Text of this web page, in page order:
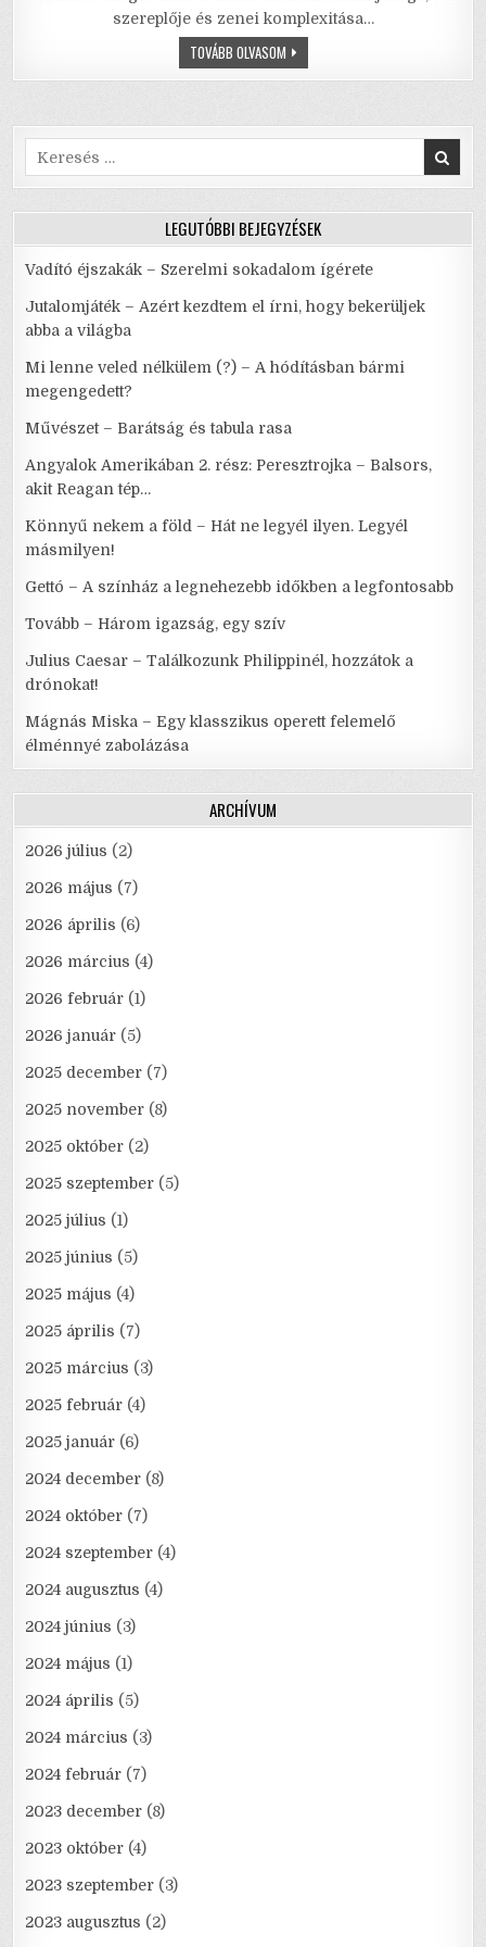
b
k
r
A
szereplője és zenei komplexitása…
TOVÁBB OLVASOMHEGEDŰS
A
HÁZTETŐN
MEGÚJULÁS,
PUSZTULÁS
Search
for:
LEGUTÓBBI BEJEGYZÉSEK
Vadító éjszakák – Szerelmi sokadalom ígérete
Jutalomjáték – Azért kezdtem el írni, hogy bekerüljek
abba a világba
Mi lenne veled nélkülem (?) – A hódításban bármi
megengedett?
Művészet – Barátság és tabula rasa
Angyalok Amerikában 2. rész: Peresztrojka – Balsors,
akit Reagan tép…
Könnyű nekem a föld – Hát ne legyél ilyen. Legyél
másmilyen!
Gettó – A színház a legnehezebb időkben a legfontosabb
Tovább – Három igazság, egy szív
Julius Caesar – Találkozunk Philippinél, hozzátok a
drónokat!
Mágnás Miska – Egy klasszikus operett felemelő
élménnyé zabolázása
ARCHÍVUM
2026 július (2)
2026 május (7)
2026 április (6)
2026 március (4)
2026 február (1)
2026 január (5)
2025 december (7)
2025 november (8)
2025 október (2)
2025 szeptember (5)
2025 július (1)
2025 június (5)
2025 május (4)
2025 április (7)
2025 március (3)
2025 február (4)
2025 január (6)
2024 december (8)
2024 október (7)
2024 szeptember (4)
2024 augusztus (4)
2024 június (3)
2024 május (1)
2024 április (5)
2024 március (3)
2024 február (7)
2023 december (8)
2023 október (4)
2023 szeptember (3)
2023 augusztus (2)